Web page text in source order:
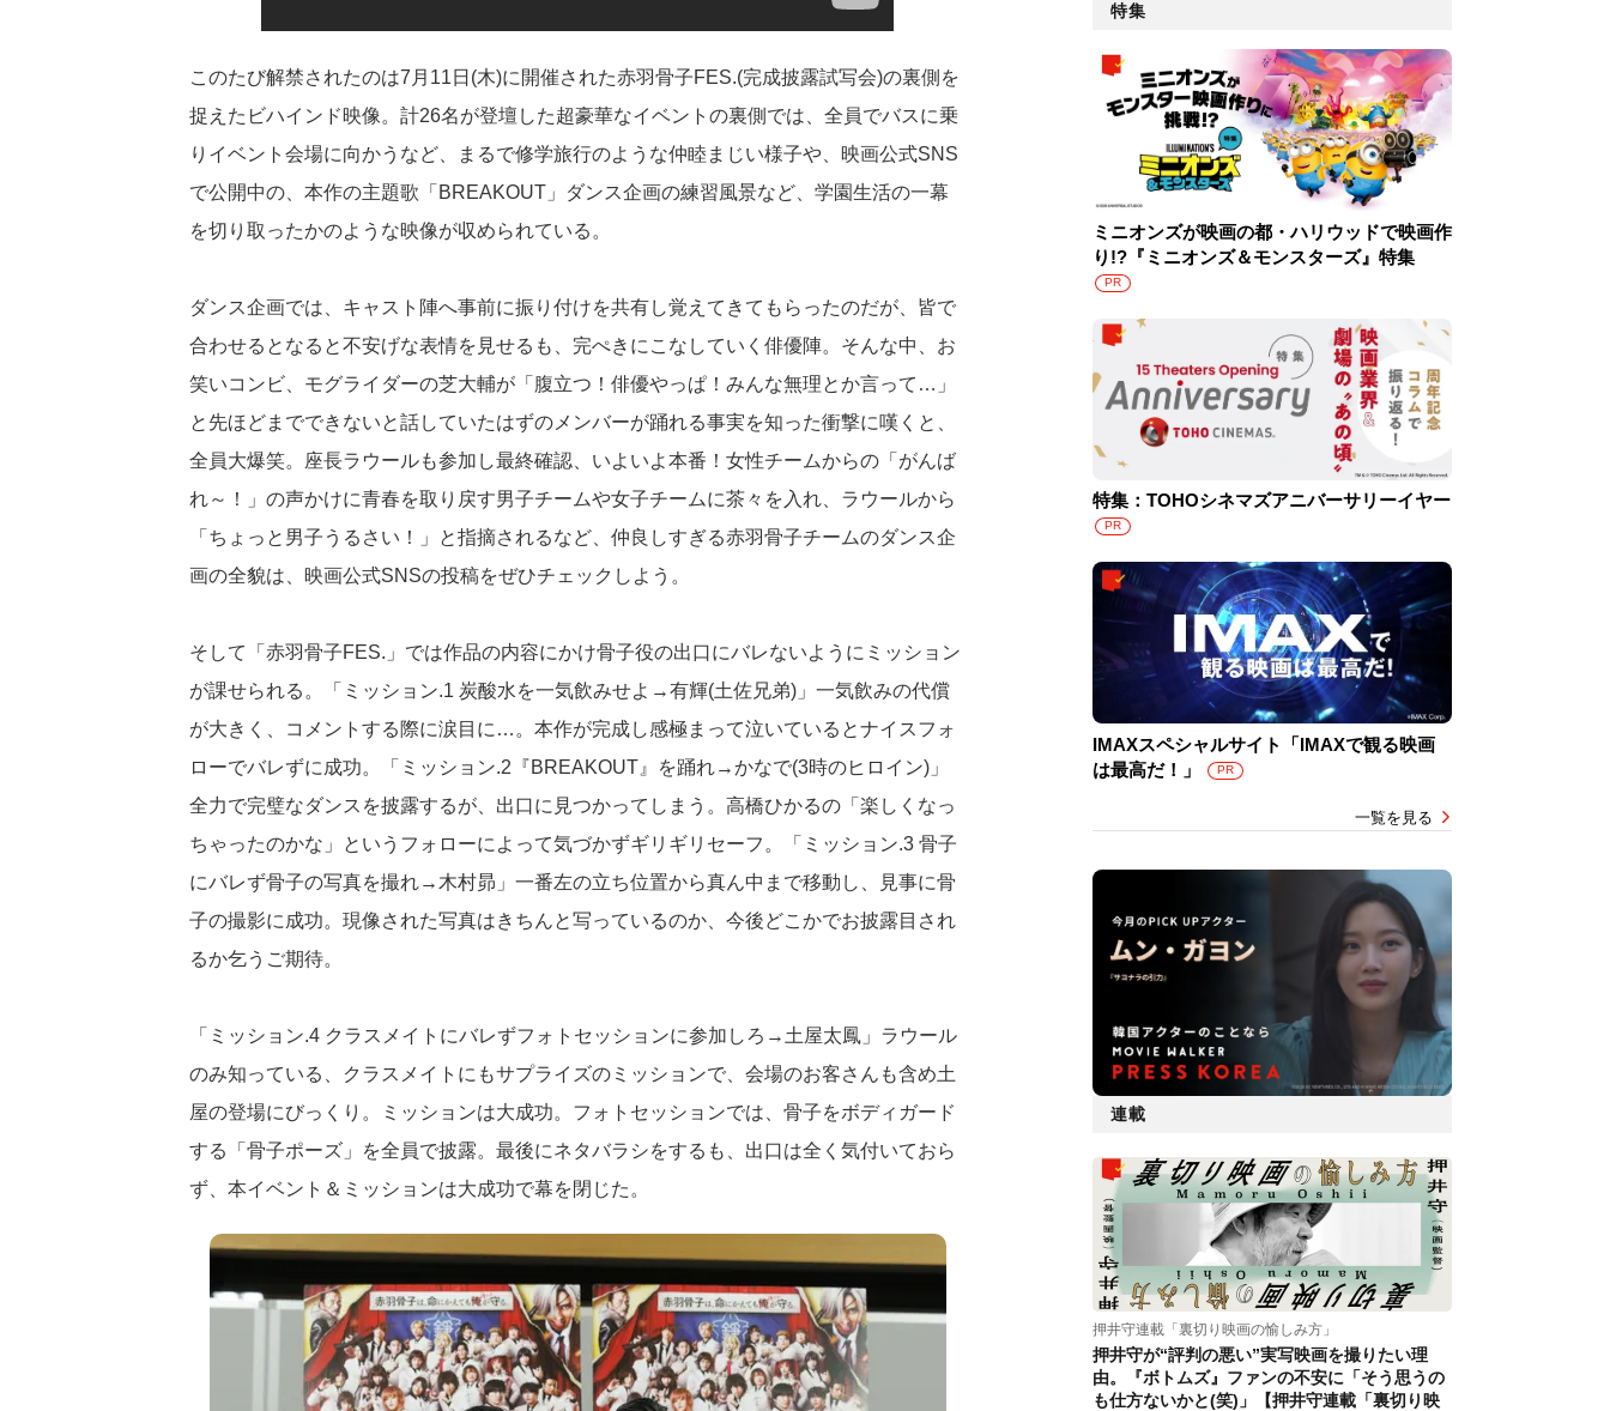
このたび解禁されたのは7月11日(木)に開催された赤羽骨子FES.(完成披露試写会)の裏側を
捉えたビハインド映像。計26名が登壇した超豪華なイベントの裏側では、全員でバスに乗
りイベント会場に向かうなど、まるで修学旅行のような仲睦まじい様子や、映画公式SNS
で公開中の、本作の主題歌「BREAKOUT」ダンス企画の練習風景など、学園生活の一幕
を切り取ったかのような映像が収められている。
ダンス企画では、キャスト陣へ事前に振り付けを共有し覚えてきてもらったのだが、皆で
合わせるとなると不安げな表情を見せるも、完ぺきにこなしていく俳優陣。そんな中、お
笑いコンビ、モグライダーの芝大輔が「腹立つ！俳優やっぱ！みんな無理とか言って…」
と先ほどまでできないと話していたはずのメンバーが踊れる事実を知った衝撃に嘆くと、
全員大爆笑。座長ラウールも参加し最終確認、いよいよ本番！女性チームからの「がんば
れ～！」の声かけに青春を取り戻す男子チームや女子チームに茶々を入れ、ラウールから
「ちょっと男子うるさい！」と指摘されるなど、仲良しすぎる赤羽骨子チームのダンス企
画の全貌は、映画公式SNSの投稿をぜひチェックしよう。
そして「赤羽骨子FES.」では作品の内容にかけ骨子役の出口にバレないようにミッション
が課せられる。「ミッション.1 炭酸水を一気飲みせよ→有輝(土佐兄弟)」一気飲みの代償
が大きく、コメントする際に涙目に…。本作が完成し感極まって泣いているとナイスフォ
ローでバレずに成功。「ミッション.2『BREAKOUT』を踊れ→かなで(3時のヒロイン)」
全力で完璧なダンスを披露するが、出口に見つかってしまう。高橋ひかるの「楽しくなっ
ちゃったのかな」というフォローによって気づかずギリギリセーフ。「ミッション.3 骨子
にバレず骨子の写真を撮れ→木村昴」一番左の立ち位置から真ん中まで移動し、見事に骨
子の撮影に成功。現像された写真はきちんと写っているのか、今後どこかでお披露目され
るか乞うご期待。
「ミッション.4 クラスメイトにバレずフォトセッションに参加しろ→土屋太鳳」ラウール
のみ知っている、クラスメイトにもサプライズのミッションで、会場のお客さんも含め土
屋の登場にびっくり。ミッションは大成功。フォトセッションでは、骨子をボディガード
する「骨子ポーズ」を全員で披露。最後にネタバラシをするも、出口は全く気付いておら
ず、本イベント＆ミッションは大成功で幕を閉じた。
特集
ミニオンズが映画の都・ハリウッドで映画作
り!?『ミニオンズ＆モンスターズ』特集
PR
特集：TOHOシネマズアニバーサリーイヤー
PR
IMAXスペシャルサイト「IMAXで観る映画
は最高だ！」
PR
一覧を見る
連載
押井守連載「裏切り映画の愉しみ方」
押井守が“評判の悪い”実写映画を撮りたい理
由。『ボトムズ』ファンの不安に「そう思うの
も仕方ないかと(笑)」【押井守連載「裏切り映